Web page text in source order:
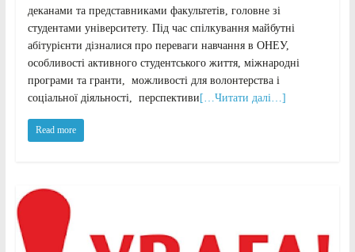
деканами та представниками факультетів, головне зі
студентами університету. Під час спілкування майбутні
абітурієнти дізналися про переваги навчання в ОНЕУ,
особливості активного студентського життя, міжнародні
програми та гранти, можливості для волонтерства і
соціальної діяльності, перспективи[…Читати далі…]
Read more